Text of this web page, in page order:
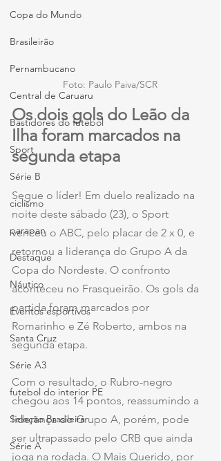
Copa do Mundo
Brasileirão
Pernambucano
Central de Caruaru
Bastidores do futebol
Sport
Série B
ciclismo
parapan
Destaque
Náutico
Eventos esportivos
Santa Cruz
Série A3
futebol do interior PE
Seleção Brasileira
Série A
Foto: Paulo Paiva/SCR
Os dois gols do Leão da
Ilha foram marcados na
segunda etapa
Segue o líder! Em duelo realizado na
noite deste sábado (23), o Sport
venceu o ABC, pelo placar de 2 x 0, e
retornou a liderança do Grupo A da
Copa do Nordeste. O confronto
aconteceu no Frasqueirão. Os gols da
partida foram marcados por
Romarinho e Zé Roberto, ambos na
segunda etapa.
Com o resultado, o Rubro-negro
chegou aos 14 pontos, reassumindo a
liderança do Grupo A, porém, pode
ser ultrapassado pelo CRB que ainda
joga na rodada. O Mais Querido, por